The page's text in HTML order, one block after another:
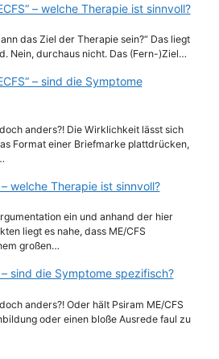
– welche Therapie ist sinnvoll?
das Ziel der Therapie sein?“ Das liegt
Nein, durchaus nicht. Das (Fern-)Ziel…
– sind die Symptome
anders?! Die Wirklichkeit lässt sich
Format einer Briefmarke plattdrücken,
– welche Therapie ist sinnvoll?
ein und anhand der hier
liegt es nahe, dass ME/CFS
großen…
– sind die Symptome spezifisch?
anders?! Oder hält Psiram ME/CFS
oder einen bloße Ausrede faul zu